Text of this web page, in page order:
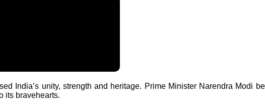
India’s unity, strength and heritage. Prime Minister Narendra Modi
its bravehearts.